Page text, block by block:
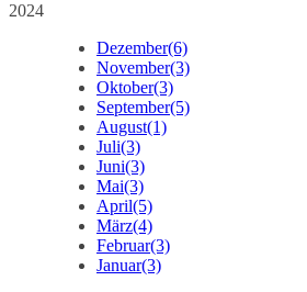
2024
Dezember(6)
November(3)
Oktober(3)
September(5)
August(1)
Juli(3)
Juni(3)
Mai(3)
April(5)
März(4)
Februar(3)
Januar(3)